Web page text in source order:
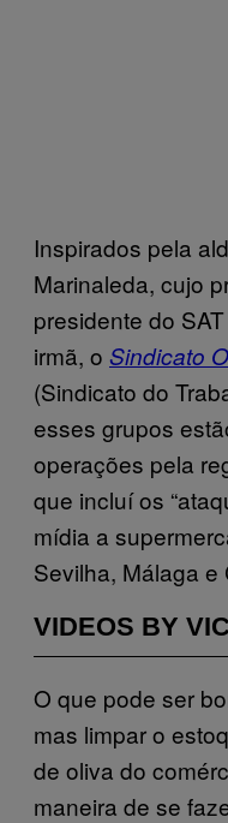
Inspirados pela
Marinaleda, cujo
presidente do
irmã, o Sindicato
(Sindicato do
esses grupos
operações pela
que incluí os
mídia a
Sevilha, Málaga e
VIDEOS BY
O que pode ser
mas limpar o
de oliva do
maneira de se